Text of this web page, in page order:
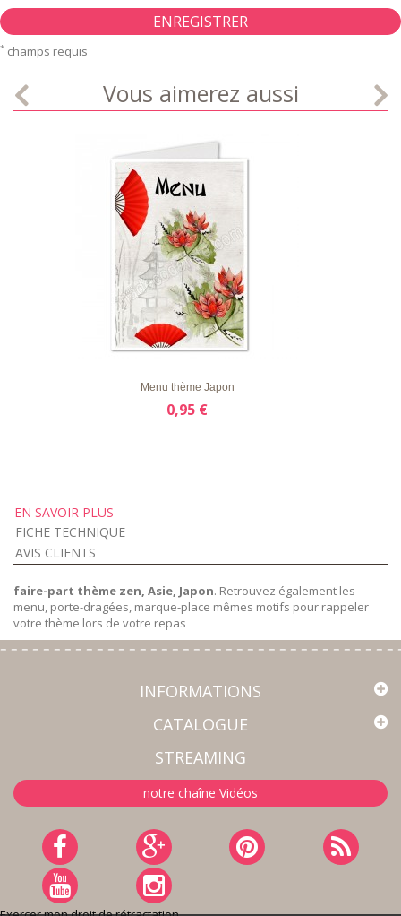
ENREGISTRER
* champs requis
Vous aimerez aussi
APERÇU RAPIDE
Menu thème Japon
0,95 €
EN SAVOIR PLUS
FICHE TECHNIQUE
AVIS CLIENTS
faire-part thème zen, Asie, Japon. Retrouvez également les
menu, porte-dragées, marque-place mêmes motifs pour rappeler
votre thème lors de votre repas
INFORMATIONS
CATALOGUE
STREAMING
notre chaîne Vidéos